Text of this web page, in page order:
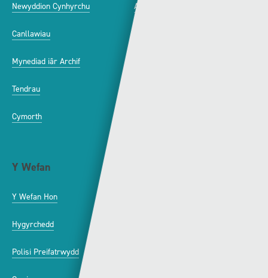
Newyddion Cynhyrchu
Canllawiau
Mynediad iâr Archif
Tendrau
Cymorth
Amrywiaeth
Y Wefan
Y Wefan Hon
Hygyrchedd
Polisi Preifatrwydd